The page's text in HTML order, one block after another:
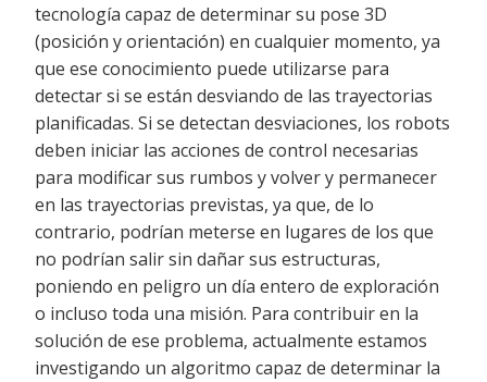
tecnología capaz de determinar su pose 3D
(posición y orientación) en cualquier momento, ya
que ese conocimiento puede utilizarse para
detectar si se están desviando de las trayectorias
planificadas. Si se detectan desviaciones, los robots
deben iniciar las acciones de control necesarias
para modificar sus rumbos y volver y permanecer
en las trayectorias previstas, ya que, de lo
contrario, podrían meterse en lugares de los que
no podrían salir sin dañar sus estructuras,
poniendo en peligro un día entero de exploración
o incluso toda una misión. Para contribuir en la
solución de ese problema, actualmente estamos
investigando un algoritmo capaz de determinar la